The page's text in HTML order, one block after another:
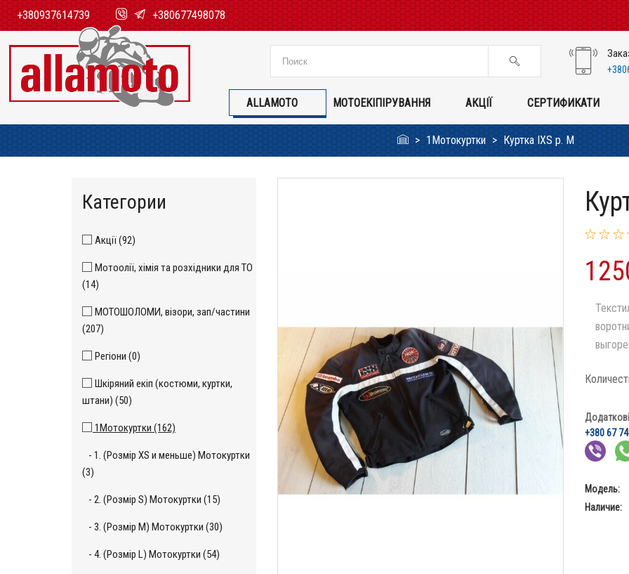
+380937614739 +380677498078
ALLAMOTO МОТОЕКІПІРУВАННЯ АКЦІЇ СЕРТИФИКАТИ
1Мотокуртки Куртка IXS p. M
Категории
Акції (92)
Мотоолії, хімія та розхідники для ТО
(14)
МОТОШОЛОМИ, візори, зап/частини
(207)
Регіони (0)
Шкіряний екіп (костюми, куртки,
штани) (50)
1Мотокуртки (162)
- 1. (Розмір XS и меньше) Мотокуртки
(3)
- 2. (Розмір S) Мотокуртки (15)
- 3. (Розмір М) Мотокуртки (30)
- 4. (Розмір L) Мотокуртки (54)
+380 67
Модель:
Наличие: